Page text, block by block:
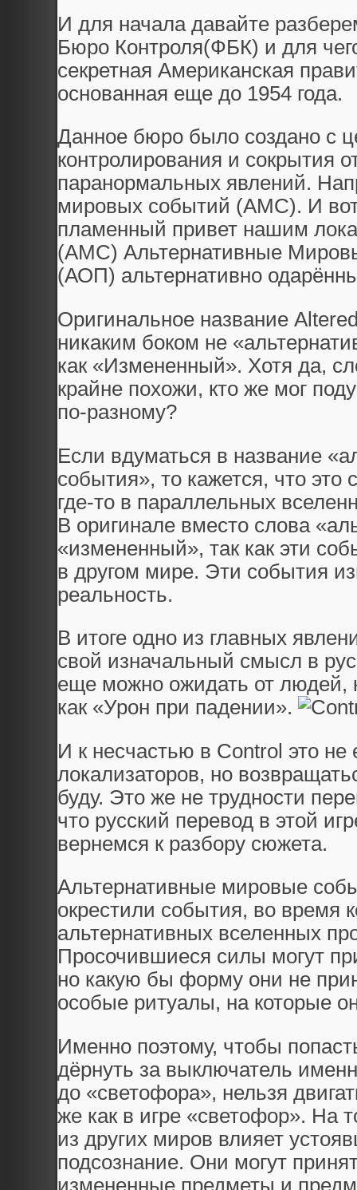
И для начала давайте
Бюро Контроля(ФБК) и для
секретная Американская
основанная еще до 1954 года.
Данное бюро было создано с
контролирования и сокрытия
паранормальных явлений.
мировых событий (АМС). И вот
пламенный привет нашим
(АМС) Альтернативные
(АОП) альтернативно
Оригинальное название
никаким боком не
как «Измененный». Хотя да,
крайне похожи, кто же мог
по-разному?
Если вдуматься в название
события», то кажется, что
где-то в параллельных
В оригинале вместо слова
«измененный», так как эти
в другом мире. Эти события
реальность.
В итоге одно из главных
свой изначальный смысл в
еще можно ожидать от людей,
как «Урон при падении».
И к несчастью в Control это
локализаторов, но
буду. Это же не трудности
что русский перевод в этой
вернемся к разбору сюжета.
Альтернативные мировые
окрестили события, во время
альтернативных вселенных
Просочившиеся силы могут
но какую бы форму они не
особые ритуалы, на которые
Именно поэтому, чтобы
дёрнуть за выключатель
до «светофора», нельзя
же как в игре «светофор». На
из других миров влияет
подсознание. Они могут
измененные предметы и